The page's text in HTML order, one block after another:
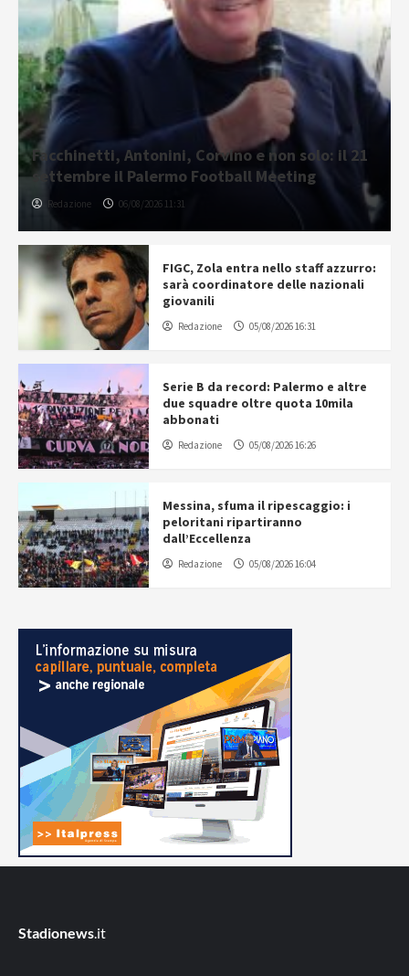
Facchinetti, Antonini, Corvino e non solo: il 21
settembre il Palermo Football Meeting
Redazione 06/08/2026 11:31
FIGC, Zola entra nello staff azzurro:
sarà coordinatore delle nazionali
giovanili
Redazione 05/08/2026 16:31
Serie B da record: Palermo e altre
due squadre oltre quota 10mila
abbonati
Redazione 05/08/2026 16:26
Messina, sfuma il ripescaggio: i
peloritani ripartiranno
dall’Eccellenza
Redazione 05/08/2026 16:04
Stadionews.it